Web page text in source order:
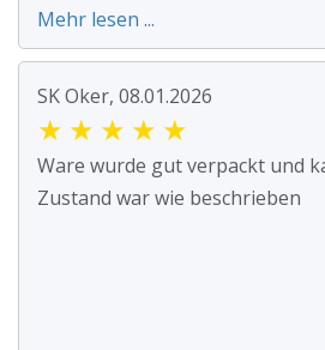
Mehr lesen ...
SK Oker, 08.01.2026
★ ★ ★ ★ ★
Ware wurde gut verpackt und
Zustand war wie beschrieben